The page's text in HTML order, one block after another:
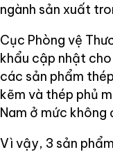
ngành sản xuất
Cục Phòng vệ
khẩu cập nhật
các sản phẩm
kẽm và thép phủ
Nam ở mức không
Vì vậy, 3 sản